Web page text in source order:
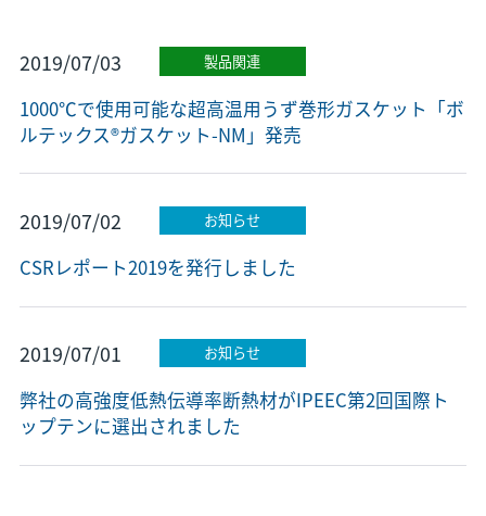
2019/07/03 製品関連
1000℃で使用可能な超高温用うず巻形ガスケット「ボ
ルテックス®ガスケット-NM」発売
2019/07/02 お知らせ
CSRレポート2019を発行しました
2019/07/01 お知らせ
弊社の高強度低熱伝導率断熱材がIPEEC第2回国際ト
ップテンに選出されました